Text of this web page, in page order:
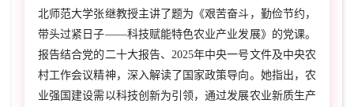
北师范大学张继教授主讲了题为《艰苦奋斗，勤俭节约，
带头过紧日子——科技赋能特色农业产业发展》的党课。
报告结合党的二十大报告、2025年中央一号文件及中央农
村工作会议精神，深入解读了国家政策导向。她指出，农
业强国建设需以科技创新为引领，通过发展农业新质生产